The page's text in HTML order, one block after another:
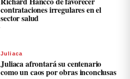
contrataciones irregulares en el
sector salud
Juliaca
Juliaca afrontará su centenario
como un caos por obras inconclusas